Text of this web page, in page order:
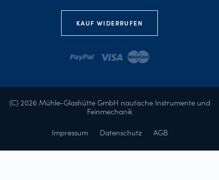
KAUF WIDERRUFEN
(C) 2026 Mühle-Glashütte GmbH nautische Instrumente und
Feinmechanik
Impressum Datenschutz AGB